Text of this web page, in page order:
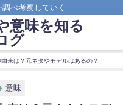
べ考察していく
意味を知る
グ
来は？元ネタやモデルはあるの？
意味